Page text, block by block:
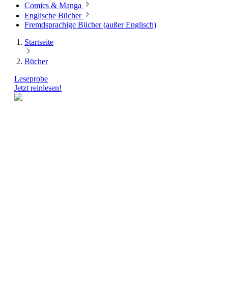
Comics & Manga
Englische Bücher
Fremdsprachige Bücher (außer Englisch)
Startseite
Bücher
Leseprobe
Jetzt reinlesen!